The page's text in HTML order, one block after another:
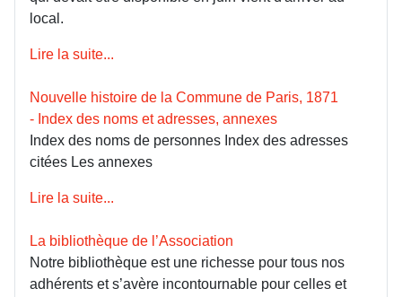
local.
Lire la suite...
Nouvelle histoire de la Commune de Paris, 1871
- Index des noms et adresses, annexes
Index des noms de personnes Index des adresses
citées Les annexes
Lire la suite...
La bibliothèque de l’Association
Notre bibliothèque est une richesse pour tous nos
adhérents et s’avère incontournable pour celles et